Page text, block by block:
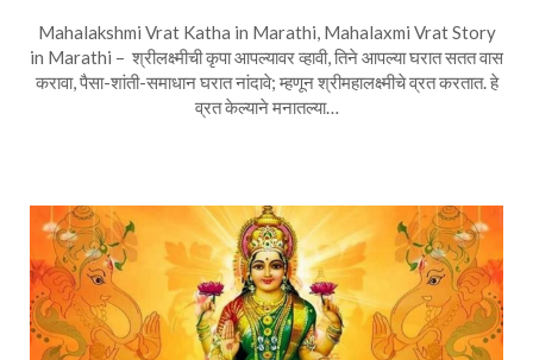
Mahalakshmi Vrat Katha in Marathi, Mahalaxmi Vrat Story
in Marathi – श्रीलक्ष्मीची कृपा आपल्यावर व्हावी, तिने आपल्या घरात सतत वास
करावा, पैसा-शांती-समाधान घरात नांदावे; म्हणून श्रीमहालक्ष्मीचे व्रत करतात. हे
व्रत केल्याने मनातल्या…